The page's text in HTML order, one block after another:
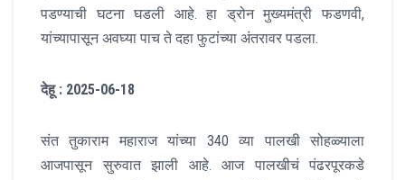
पडण्याची घटना घडली आहे. हा ड्रोन मुख्यमंत्री फडणवी,
यांच्यापासून अवघ्या पाच ते दहा फुटांच्या अंतरावर पडला.
देहू : 2025-06-18
संत तुकाराम महाराज यांच्या 340 व्या पालखी सोहळ्याला
आजपासून सुरुवात झाली आहे. आज पालखीचं पंढरपूरकडे